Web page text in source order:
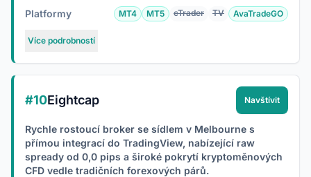
Platformy MT4 MT5 cTrader TV AvaTradeGO
Více podrobností
#10Eightcap Navštívit
Rychle rostoucí broker se sídlem v Melbourne s
přímou integrací do TradingView, nabízející raw
spready od 0,0 pips a široké pokrytí kryptoměnových
CFD vedle tradičních forexových párů.